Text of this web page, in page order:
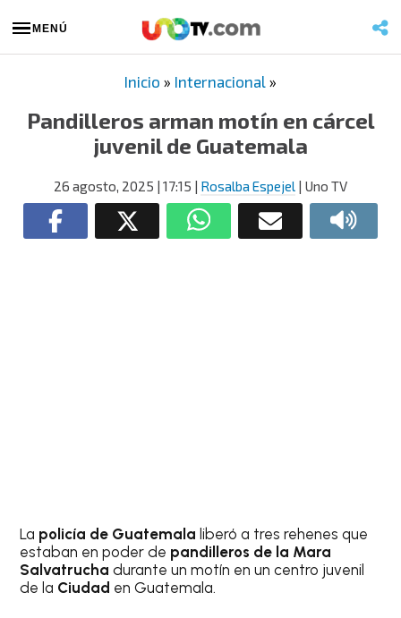
MENÚ
Inicio » Internacional »
Pandilleros arman motín en cárcel
juvenil de Guatemala
26 agosto, 2025 | 17:15 | Rosalba Espejel | Uno TV
La policía de Guatemala liberó a tres rehenes que
estaban en poder de pandilleros de la Mara
Salvatrucha durante un motín en un centro juvenil
de la Ciudad en Guatemala.